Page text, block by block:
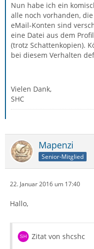
Nun habe ich ein
alle noch vorhanden,
eMail-Konten sind
eine Datei aus dem
(trotz Schattenkopien).
bei diesem Verhalten
Vielen Dank,
SHC
Mapenzi
Senior-Mitglied
22. Januar 2016 um 17:40
Hallo,
Zitat von shcshc